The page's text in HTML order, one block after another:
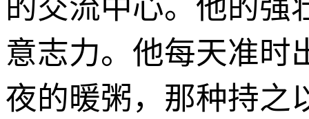
的交流中心。他的强
意志力。他每天准时
夜的暖粥，那种持之